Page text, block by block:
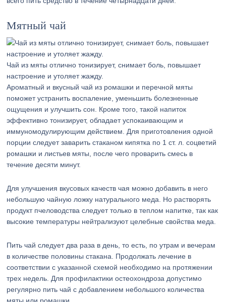
Мятный чай
Чай из мяты отлично тонизирует, снимает боль, повышает
настроение и утоляет жажду.
Ароматный и вкусный чай из ромашки и перечной мяты
поможет устранить воспаление, уменьшить болезненные
ощущения и улучшить сон. Кроме того, такой напиток
эффективно тонизирует, обладает успокаивающим и
иммуномодулирующим действием. Для приготовления одной
порции следует заварить стаканом кипятка по 1 ст. л. соцветий
ромашки и листьев мяты, после чего проварить смесь в
течение десяти минут.
Для улучшения вкусовых качеств чая можно добавить в него
небольшую чайную ложку натурального меда. Но растворять
продукт пчеловодства следует только в теплом напитке, так как
высокие температуры нейтрализуют целебные свойства меда.
Пить чай следует два раза в день, то есть, по утрам и вечерам
в количестве половины стакана. Продолжать лечение в
соответствии с указанной схемой необходимо на протяжении
трех недель. Для профилактики остеохондроза допустимо
регулярно пить чай с добавлением небольшого количества